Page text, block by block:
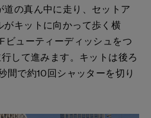
の真ん中に走り、セットア
がキットに向かって歩く横
ビューティーディッシュをつ
して進みます。キットは後ろ
間で約10回シャッターを切り